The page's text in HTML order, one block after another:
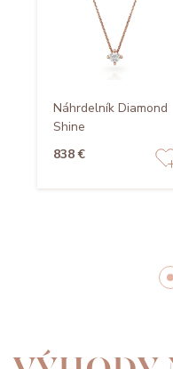
Náhrdelník Diamond
Shine
838 €